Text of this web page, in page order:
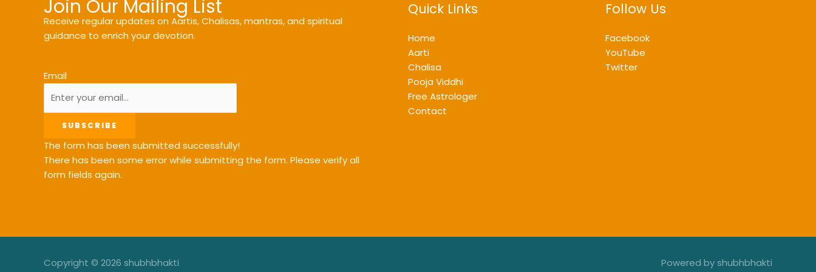
Join Our Mailing List
Receive regular updates on Aartis, Chalisas, mantras, and spiritual
guidance to enrich your devotion.
Email
SUBSCRIBE
The form has been submitted successfully!
There has been some error while submitting the form. Please verify all
form fields again.
Quick Links
Home
Aarti
Chalisa
Pooja Viddhi
Free Astrologer
Contact
Follow Us
Facebook
YouTube
Twitter
Copyright © 2026 shubhbhakti Powered by shubhbhakti